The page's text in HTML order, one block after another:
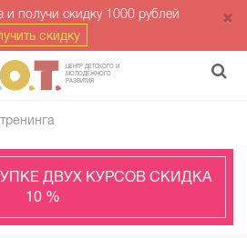
и получи скидку 1000 рублей
скидку
ЦЕНТР ДЕТСКОГО И
МОЛОДЁЖНОГО
РАЗВИТИЯ
ДВУХ КУРСОВ СКИДКА
10 %